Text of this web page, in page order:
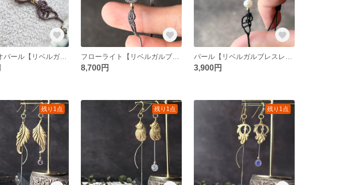
カンテラオパール【リベルガルブレスレット】マクラメブレスレット
8,700円 3,900円
残り1点 残り1点 残り1点